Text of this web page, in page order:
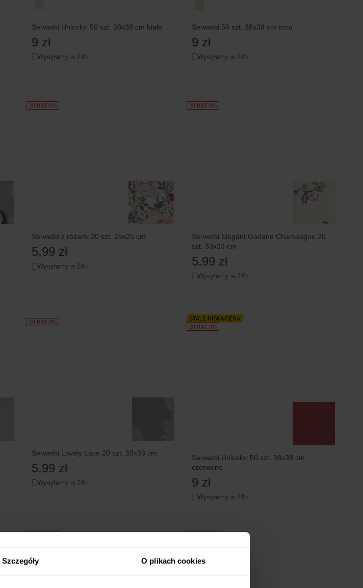
Szczegóły O plikach cookies
Serwetki Unicolor 50 szt. 38x38 cm białe
9 zł
Wysyłamy w 24h
Serwetki 50 szt. 38x38 cm ecru
9 zł
Wysyłamy w 24h
20 RAT 0%
Serwetki z różami 20 szt. 25x25 cm
5,99 zł
Wysyłamy w 24h
20 RAT 0%
Serwetki Elegant Garland Champagne 20
szt. 33x33 cm
5,99 zł
Wysyłamy w 24h
20 RAT 0%
Serwetki Lovely Lace 20 szt. 33x33 cm
5,99 zł
Wysyłamy w 24h
STALE NISKA CENA
20 RAT 0%
Serwetki Unicolor 50 szt. 38x38 cm
czerwone
9 zł
Wysyłamy w 24h
20 RAT 0% 20 RAT 0%